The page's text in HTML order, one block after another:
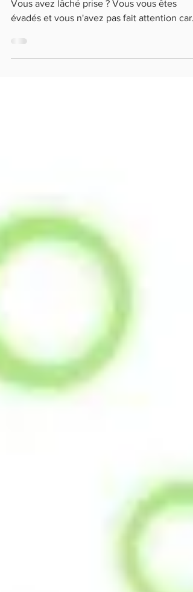
Car ça ne sert à rien ! Vous avez profitez ?
évadés et vous n'avez pas fait attention car
vous avez p